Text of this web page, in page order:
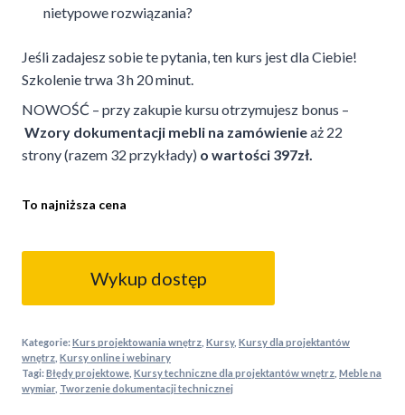
nietypowe rozwiązania?
Jeśli zadajesz sobie te pytania, ten kurs jest dla Ciebie!
Szkolenie trwa 3 h 20 minut.
NOWOŚĆ – przy zakupie kursu otrzymujesz bonus –
Wzory dokumentacji mebli na zamówienieaż 22
strony (razem 32 przykłady) o wartości 397zł.
To najniższa cena
projektować
meble
Wykup dostęp
Kategorie:Kurs projektowania wnętrz Kursy, Kursy dla projektantów
wnętrz Kursy online i webinary
Tagi:Błędy projektowe Kursy techniczne dla projektantów wnętrz Meble na
wymiar, Tworzenie dokumentacji technicznej